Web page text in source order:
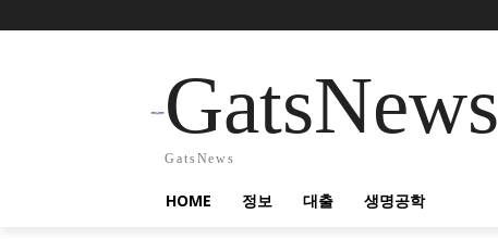
GatsNews
GatsNews
HOME 정보 대출 생명공학